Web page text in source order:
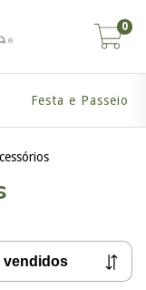
0
Festa e Passeio